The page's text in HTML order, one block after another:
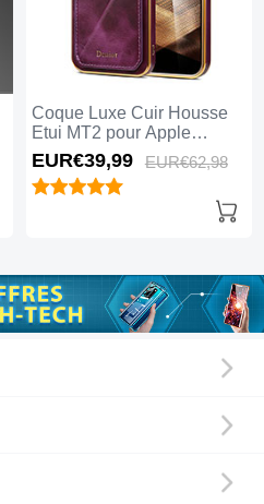
Coque Luxe Cuir Housse
Etui MT2 pour Apple
iPhone 15 Pro Max Violet
EUR€39,99 EUR€62,98